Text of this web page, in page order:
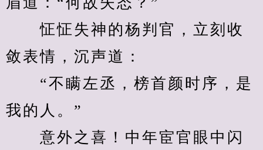
怔怔失神的杨判官，立刻收
敛表情，沉声道：
“不瞒左丞，榜首颜时序，是
我的人。”
意外之喜！中年宦官眼中闪